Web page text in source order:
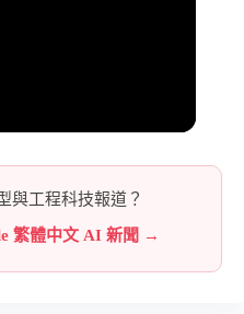
與工程科技報道？
繁體中文 AI 新聞 →